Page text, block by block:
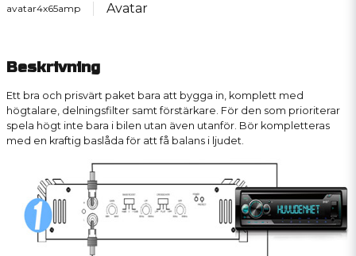
avatar4x65amp Avatar
Beskrivning
Ett bra och prisvärt paket bara att bygga in, komplett med
högtalare, delningsfilter samt förstärkare. För den som prioriterar
spela högt inte bara i bilen utan även utanför. Bör kompletteras
med en kraftig baslåda för att få balans i ljudet.